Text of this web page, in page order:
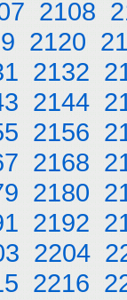
2108
2120
2132
2144
2156
2168
2180
2192
2204
2216